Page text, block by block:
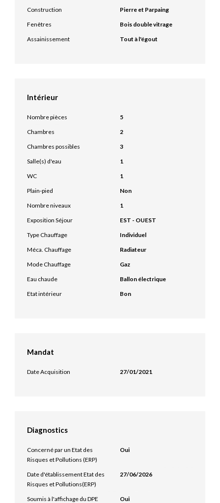
Construction
Pierre et Parpaing
Fenêtres
Bois double vitrage
Assainissement
Tout à l'égout
Intérieur
Nombre pièces
5
Chambres
2
Chambres possibles
3
Salle(s) d'eau
1
WC
1
Plain-pied
Non
Nombre niveaux
1
Exposition Séjour
EST - OUEST
Type Chauffage
Individuel
Méca. Chauffage
Radiateur
Mode Chauffage
Gaz
Eau chaude
Ballon électrique
Etat intérieur
Bon
Mandat
Date Acquisition 27/01/2021
Diagnostics
Concerné par un Etat des
Risques et Pollutions (ERP)
Oui
Date d'établissement Etat des
Risques et Pollutions(ERP)
27/06/2026
Soumis à l'affichage du DPE
Oui